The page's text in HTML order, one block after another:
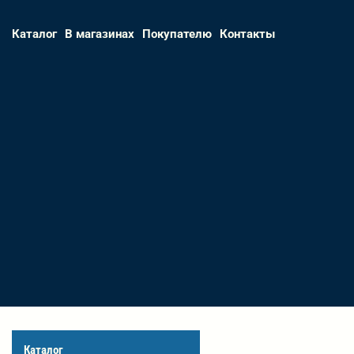
Каталог В магазинах Покупателю Контакты
Каталог